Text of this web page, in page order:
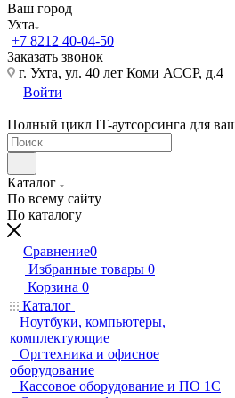
Ваш город
Ухта
+7 8212 40-04-50
Заказать звонок
г. Ухта, ул. 40 лет Коми АССР, д.4
Войти
Полный цикл IT-аутсорсинга для
Каталог
По всему сайту
По каталогу
Сравнение0
Избранные товары 0
Корзина 0
Каталог
Ноутбуки, компьютеры,
комплектующие
Оргтехника и офисное
оборудование
Кассовое оборудование и ПО 1С